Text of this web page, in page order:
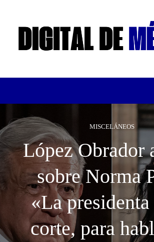
MISCELÁNEOS
López Obrador
sobre Norma
«La
corte, para